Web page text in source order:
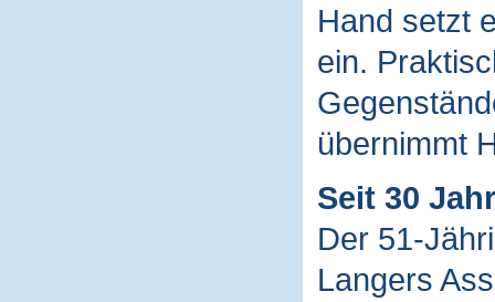
Hand setzt
ein.
übernimmt
Seit 30
Der 51-
Langers